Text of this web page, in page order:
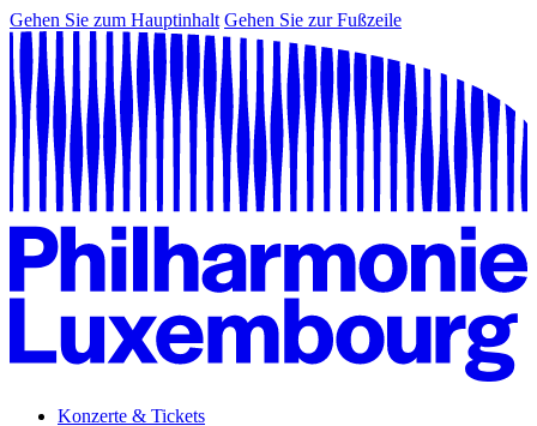
Gehen Sie zum Hauptinhalt Gehen Sie zur Fußzeile
Konzerte & Tickets